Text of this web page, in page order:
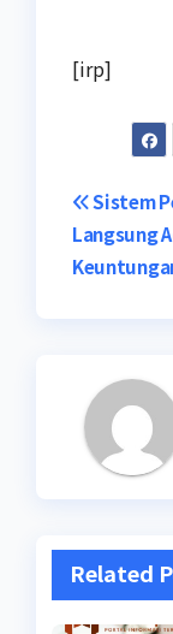
[irp]
pos
Sistem
Langsung
Related